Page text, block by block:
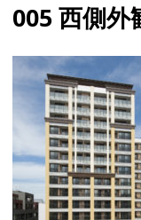
005 西側外